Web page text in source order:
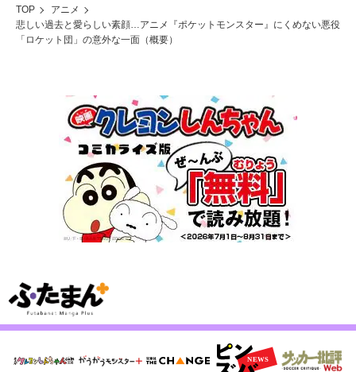
TOP
アニメ
悲しい過去と愛らしい素顔…アニメ『ポケットモンスター』にくめない悪役
「ロケット団」の意外な一面（概要）